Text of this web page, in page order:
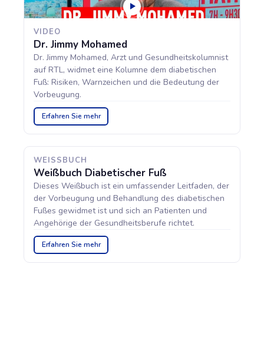
VIDEO
Dr. Jimmy Mohamed
Dr. Jimmy Mohamed, Arzt und Gesundheitskolumnist
auf RTL, widmet eine Kolumne dem diabetischen
Fuß: Risiken, Warnzeichen und die Bedeutung der
Vorbeugung.
Erfahren Sie mehr
WEISSBUCH
Weißbuch Diabetischer Fuß
Dieses Weißbuch ist ein umfassender Leitfaden, der
der Vorbeugung und Behandlung des diabetischen
Fußes gewidmet ist und sich an Patienten und
Angehörige der Gesundheitsberufe richtet.
Erfahren Sie mehr